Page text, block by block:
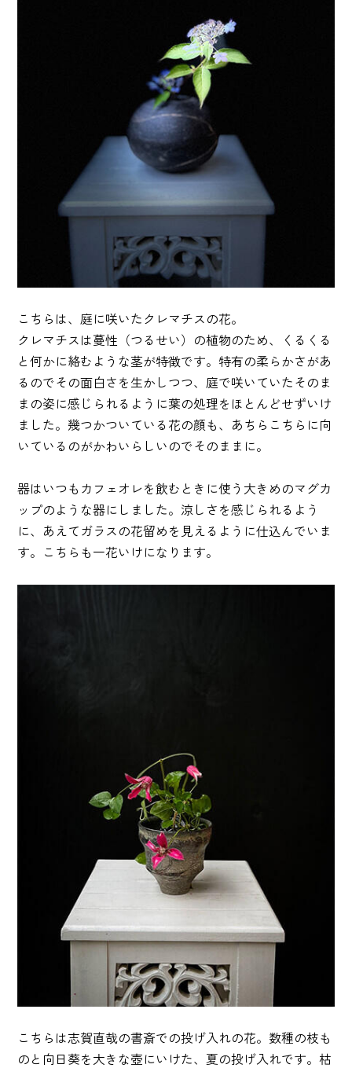
こちらは、庭に咲いたクレマチスの花。
クレマチスは蔓性（つるせい）の植物のため、くるくる
と何かに絡むような茎が特徴です。特有の柔らかさがあ
るのでその面白さを生かしつつ、庭で咲いていたそのま
まの姿に感じられるように葉の処理をほとんどせずいけ
ました。幾つかついている花の顔も、あちらこちらに向
いているのがかわいらしいのでそのままに。
器はいつもカフェオレを飲むときに使う大きめのマグカ
ップのような器にしました。涼しさを感じられるよう
に、あえてガラスの花留めを見えるように仕込んでいま
す。こちらも一花いけになります。
こちらは志賀直哉の書斎での投げ入れの花。数種の枝も
のと向日葵を大きな壺にいけた、夏の投げ入れです。枯